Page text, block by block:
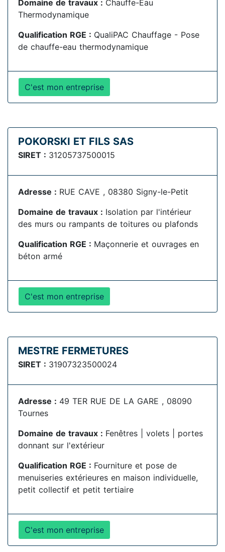
Domaine de travaux : Chauffe-Eau
Thermodynamique
Qualification RGE : QualiPAC Chauffage - Pose
de chauffe-eau thermodynamique
C'est mon entreprise
POKORSKI ET FILS SAS
SIRET : 31205737500015
Adresse : RUE CAVE , 08380 Signy-le-Petit
Domaine de travaux : Isolation par l'intérieur
des murs ou rampants de toitures ou plafonds
Qualification RGE : Maçonnerie et ouvrages en
béton armé
C'est mon entreprise
MESTRE FERMETURES
SIRET : 31907323500024
Adresse : 49 TER RUE DE LA GARE , 08090
Tournes
Domaine de travaux : Fenêtres | volets | portes
donnant sur l'extérieur
Qualification RGE : Fourniture et pose de
menuiseries extérieures en maison individuelle,
petit collectif et petit tertiaire
C'est mon entreprise